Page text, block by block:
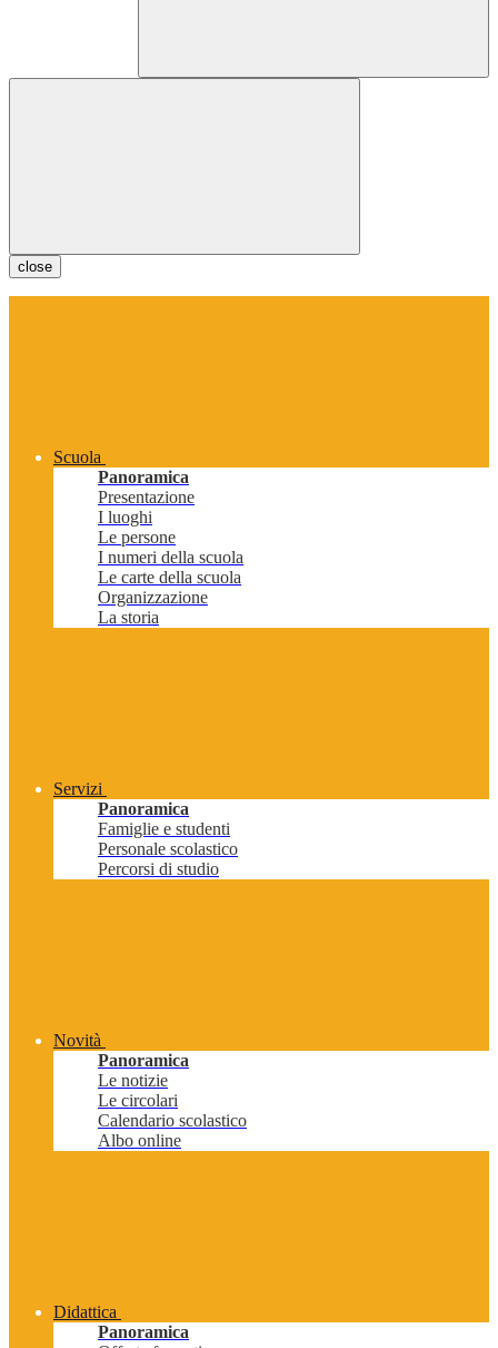
close
Scuola
Panoramica
Presentazione
I luoghi
Le persone
I numeri della scuola
Le carte della scuola
Organizzazione
La storia
Servizi
Panoramica
Famiglie e studenti
Personale scolastico
Percorsi di studio
Novità
Panoramica
Le notizie
Le circolari
Calendario scolastico
Albo online
Didattica
Panoramica